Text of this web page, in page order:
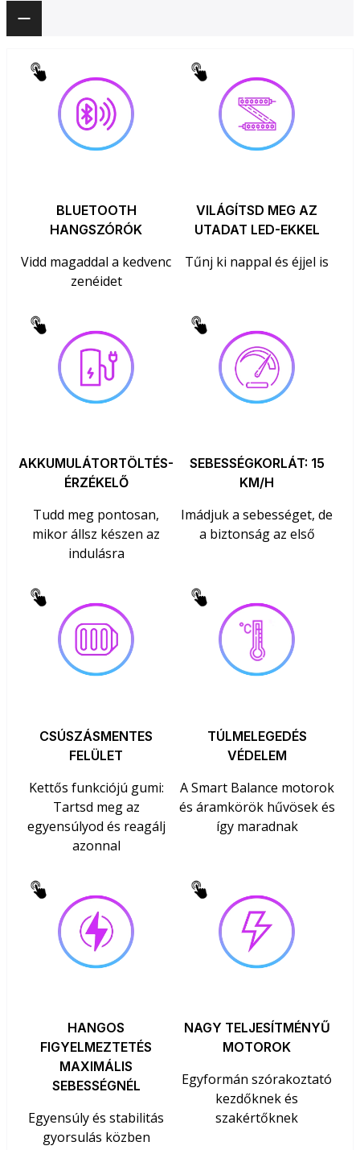
BLUETOOTH
HANGSZÓRÓK
Vidd magaddal a kedvenc
zenéidet
VILÁGÍTSD MEG AZ
UTADAT LED-EKKEL
Tűnj ki nappal és éjjel is
AKKUMULÁTORTÖLTÉS-
ÉRZÉKELŐ
Tudd meg pontosan,
mikor állsz készen az
indulásra
SEBESSÉGKORLÁT: 15
KM/H
Imádjuk a sebességet, de
a biztonság az első
CSÚSZÁSMENTES
FELÜLET
Kettős funkciójú gumi:
Tartsd meg az
egyensúlyod és reagálj
azonnal
TÚLMELEGEDÉS
VÉDELEM
A Smart Balance motorok
és áramkörök hűvösek és
így maradnak
HANGOS
FIGYELMEZTETÉS
MAXIMÁLIS
SEBESSÉGNÉL
Egyensúly és stabilitás
gyorsulás közben
NAGY TELJESÍTMÉNYŰ
MOTOROK
Egyformán szórakoztató
kezdőknek és
szakértőknek